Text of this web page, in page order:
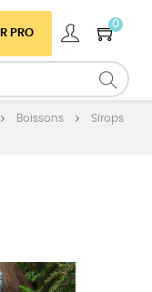
PRO
0
Boissons
Sirops